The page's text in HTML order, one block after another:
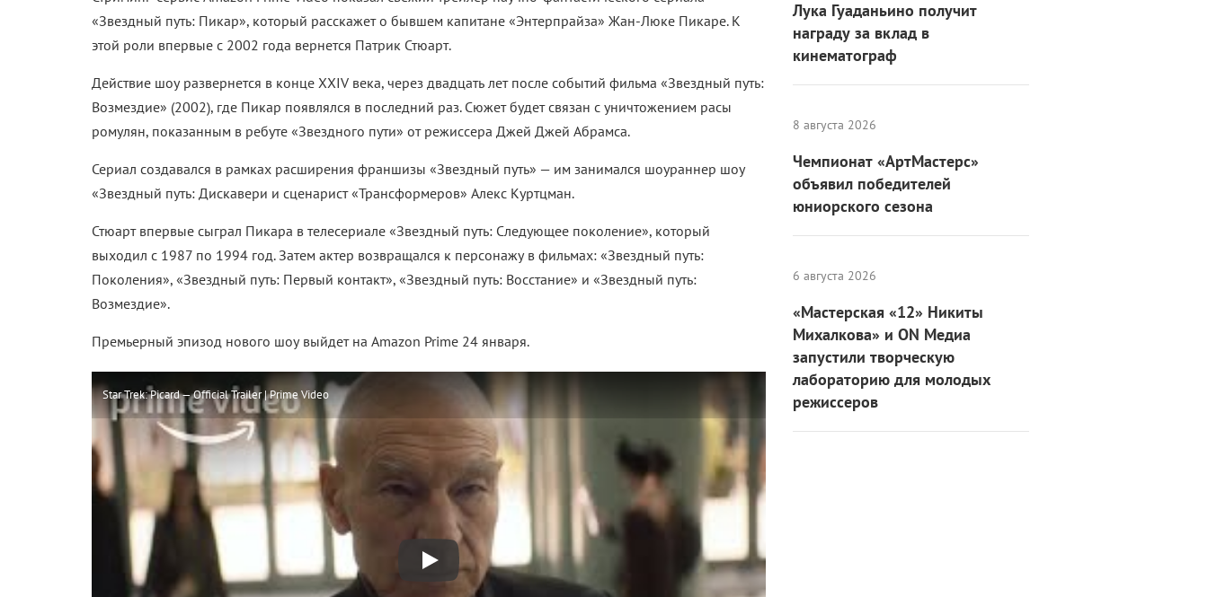
«Звездный путь: Пикар», который расскажет о бывшем капитане «Энтерпрайза» Жан-Люке Пикаре. К
этой роли впервые с 2002 года вернется Патрик Стюарт.
Действие шоу развернется в конце XXIV века, через двадцать лет после событий фильма «Звездный путь:
Возмездие» (2002), где Пикар появлялся в последний раз. Сюжет будет связан с уничтожением расы
ромулян, показанным в ребуте «Звездного пути» от режиссера Джей Джей Абрамса.
Сериал создавался в рамках расширения франшизы «Звездный путь» — им занимался шоураннер шоу
«Звездный путь: Дискавери и сценарист «Трансформеров» Алекс Куртцман.
Стюарт впервые сыграл Пикара в телесериале «Звездный путь: Следующее поколение», который
выходил с 1987 по 1994 год. Затем актер возвращался к персонажу в фильмах: «Звездный путь:
Поколения», «Звездный путь: Первый контакт», «Звездный путь: Восстание» и «Звездный путь:
Возмездие».
Премьерный эпизод нового шоу выйдет на Amazon Prime 24 января.
Star Trek: Picard — Official Trailer | Prime Video
Лука Гуаданьино получит
награду за вклад в
кинематограф
8 августа 2026
Чемпионат «АртМастерс»
объявил победителей
юниорского сезона
6 августа 2026
«Мастерская «12» Никиты
Михалкова» и ON Медиа
запустили творческую
лабораторию для молодых
режиссеров